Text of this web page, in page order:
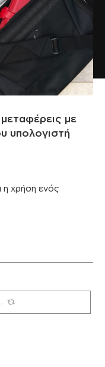
με
υπολογιστή
η χρήση ενός